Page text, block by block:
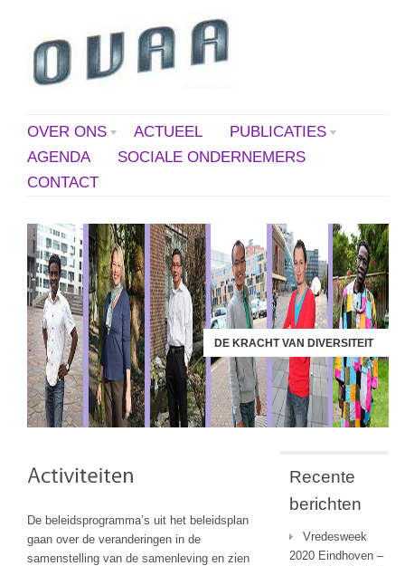
OVER ONS ACTUEEL
PUBLICATIES
AGENDA
SOCIALE ONDERNEMERS
CONTACT
DE KRACHT VAN DIVERSITEIT
De beleidsprogramma’s uit het beleidsplan
gaan over de veranderingen in de
samenstelling van de samenleving en zien
Recente
berichten
Vredesweek
2020 Eindhoven –